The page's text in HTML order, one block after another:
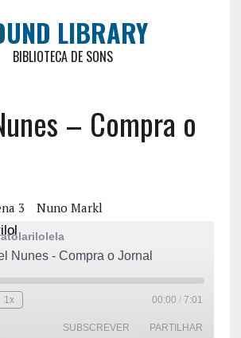
LIBRARY
BIBLIOTECA DE SONS
– Compra o
3 Nuno Markl
Nunes - Compra o Jornal
1x 00:00 / 7:01
SUBSCREVER PARTILHAR